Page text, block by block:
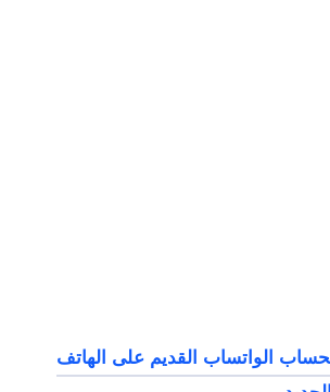
الواتساب القديم على الهاتف